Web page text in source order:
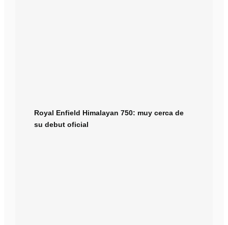
Royal Enfield Himalayan 750: muy cerca de
su debut oficial